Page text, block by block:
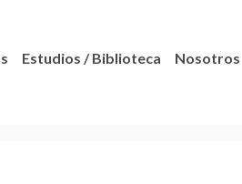
Estudios / Biblioteca Nosotros